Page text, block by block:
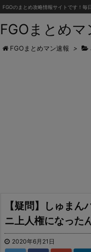
FGOまとめマ
FGOのまとめ攻略情報サイトです！毎
FGOまとめマン速報 >
【疑問】しゅま
ニ上人権になった
2020年6月21日